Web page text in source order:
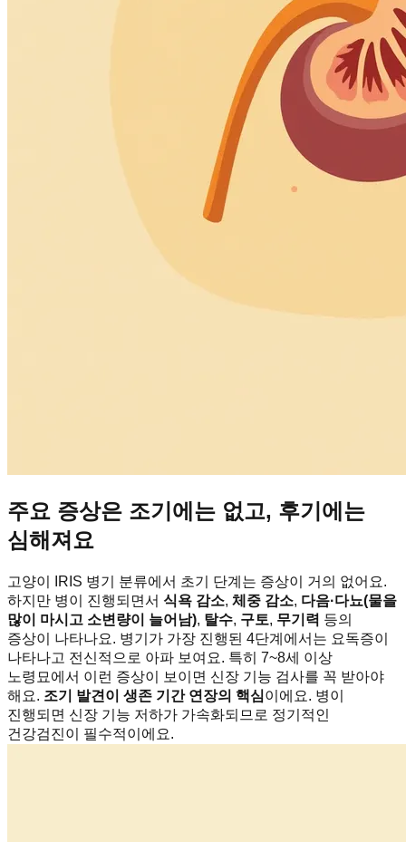
주요 증상은 조기에는 없고, 후기에는
심해져요
고양이 IRIS 병기 분류에서 초기 단계는 증상이 거의 없어요.
하지만 병이 진행되면서 식욕 감소, 체중 감소, 다음·다뇨(물을
많이 마시고 소변량이 늘어남), 탈수, 구토, 무기력 등의
증상이 나타나요. 병기가 가장 진행된 4단계에서는 요독증이
나타나고 전신적으로 아파 보여요. 특히 7~8세 이상
노령묘에서 이런 증상이 보이면 신장 기능 검사를 꼭 받아야
해요. 조기 발견이 생존 기간 연장의 핵심이에요. 병이
진행되면 신장 기능 저하가 가속화되므로 정기적인
건강검진이 필수적이에요.